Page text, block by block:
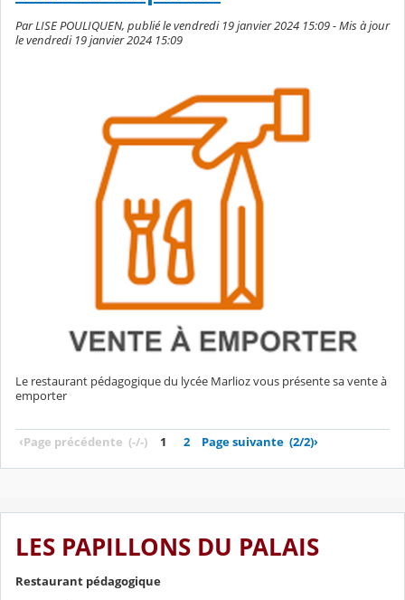
Par LISE POULIQUEN, publié le vendredi 19 janvier 2024 15:09 - Mis à jour
le vendredi 19 janvier 2024 15:09
Le restaurant pédagogique du lycée Marlioz vous présente sa vente à
emporter
‹Page précédente (-/-) 1 2 Page suivante (2/2)›
LES PAPILLONS DU PALAIS
Restaurant pédagogique